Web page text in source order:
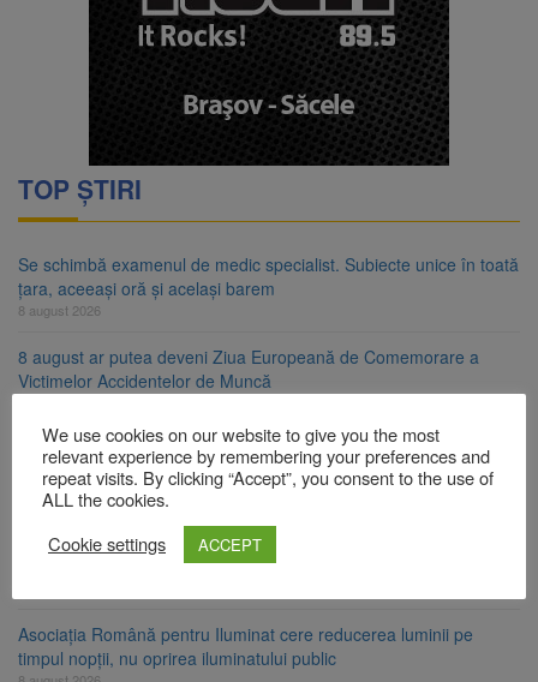
TOP ȘTIRI
Se schimbă examenul de medic specialist. Subiecte unice în toată
țara, aceeași oră și același barem
8 august 2026
8 august ar putea deveni Ziua Europeană de Comemorare a
Victimelor Accidentelor de Muncă
Am început demolarea fostului complex Duplex 91, de lângă Piața
Star
8 august 2026
Ungaria renunță la apelul pentru reducerea consumului de
energie. Nivelul Dunării a început să crească
Asociația Română pentru Iluminat cere reducerea luminii pe
timpul nopții, nu oprirea iluminatului public
We use cookies on our website to give you the most
relevant experience by remembering your preferences and
repeat visits. By clicking “Accept”, you consent to the use of
ALL the cookies.
Cookie settings
ACCEPT